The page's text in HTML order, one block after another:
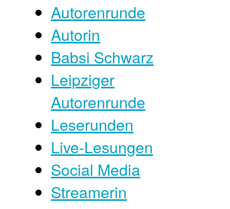
Autorenrunde
Autorin
Babsi Schwarz
Leipziger
Autorenrunde
Leserunden
Live-Lesungen
Social Media
Streamerin